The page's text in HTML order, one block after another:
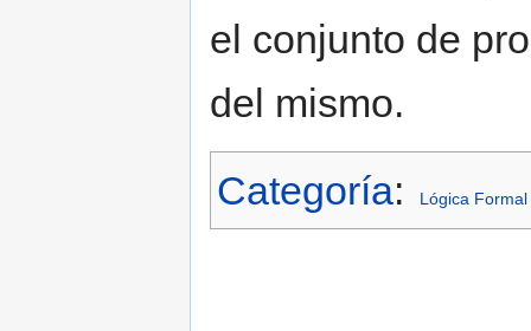
el conjunto de
del mismo.
Categoría: Lógica Formal